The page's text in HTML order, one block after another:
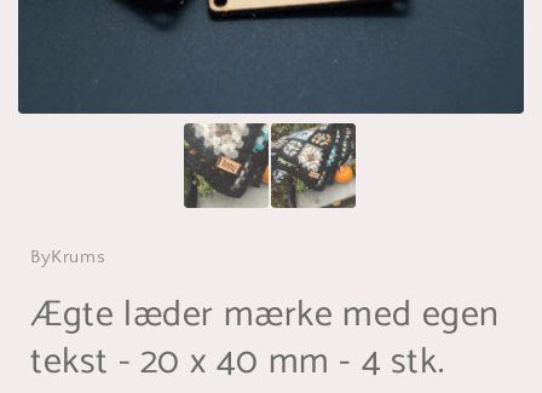
ByKrums
Ægte læder mærke med egen
tekst - 20 x 40 mm - 4 stk.